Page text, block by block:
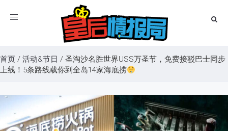
Toggle
首页 / 活动&节日 / 圣淘沙名胜世界USS万圣节，免费接驳巴士同步
上线！5条路线载你到全岛14家海底捞